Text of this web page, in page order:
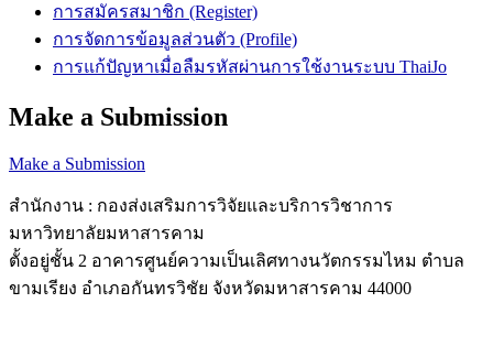
การสมัครสมาชิก (Register)
การจัดการข้อมูลส่วนตัว (Profile)
การแก้ปัญหาเมื่อลืมรหัสผ่านการใช้งานระบบ ThaiJo
Make a Submission
Make a Submission
สำนักงาน : กองส่งเสริมการวิจัยและบริการวิชาการ
มหาวิทยาลัยมหาสารคาม
ตั้งอยู่ชั้น 2 อาคารศูนย์ความเป็นเลิศทางนวัตกรรมไหม ตำบล
ขามเรียง อำเภอกันทรวิชัย จังหวัดมหาสารคาม 44000